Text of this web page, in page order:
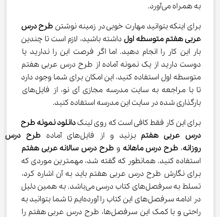
به همراه می‌آورد.
برای اینکه بتوانید مهارت خوبی در زمینه نوشتن طرح درس
عربی هفتم متوسطه اول داشته باشید، لازم است تا چندین
بار این کار را انجام دهید. اما اگر فرصت این را ندارید یا
دوست دارید از یک نمونه آماده از طرح درس عربی هفتم
متوسطه اول استفاده کنید، این امکان برای شما وجود دارد
تا با مراجعه به سایت مدرسه مجازی آی نو، از فایل‌های
بارگذاری شده در سایت این مدرسه استفاده کنید.
برای این کار فقط کافی است که روی لینک دانلود نمونه طرح
درس عربی هفتم بزنید و از فایل‌های آماده طرح درس
روزانه، طرح درس ماهانه و طرح درس سالانه عربی هفتم
استفاده کنید. همانطور که گفته شد، مهمترین موردی که
برای نگارش طرح درس عربی هفتم باید به آن اشاره کرد،
تسلط به سرفصل‌های کتاب درسی می‌باشد. به همین دلیل
در ادامه سرفصل‌های این کتاب را آورده‌ایم تا شما بتوانید به
راحتی و با کمک این سرفصل‌ها، طرح درس عربی هفتم را